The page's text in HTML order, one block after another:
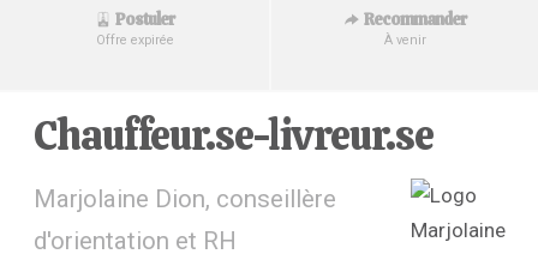
Postuler
Offre expirée
Recommander
À venir
Chauffeur.se-livreur.se
Marjolaine Dion, conseillère
d'orientation et RH